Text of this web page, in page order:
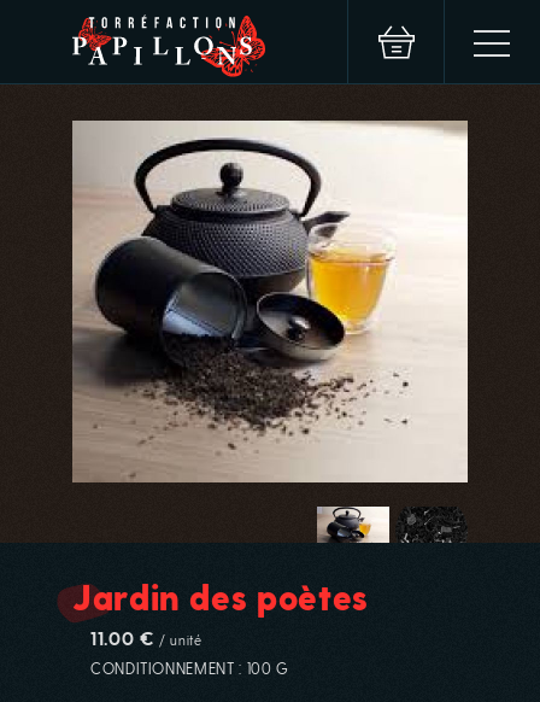
Jardin des poètes
11.00 € / unité
CONDITIONNEMENT : 100 G